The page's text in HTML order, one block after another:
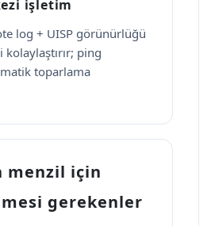
işletim
log + UISP görünürlüğü
ping
toparlama
menzil için
gerekenler